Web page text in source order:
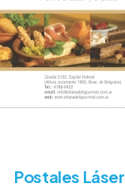
Postales Láser